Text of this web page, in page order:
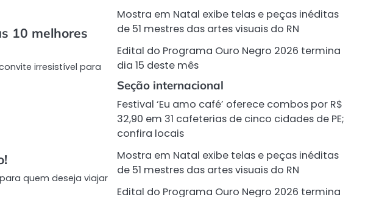
10 melhores
irresistível para
quem deseja viajar
Mostra em Natal exibe telas e peças inéditas
de 51 mestres das artes visuais do RN
Edital do Programa Ouro Negro 2026 termina
dia 15 deste mês
Seção internacional
Festival ‘Eu amo café’ oferece combos por R$
32,90 em 31 cafeterias de cinco cidades de PE;
confira locais
Mostra em Natal exibe telas e peças inéditas
de 51 mestres das artes visuais do RN
Edital do Programa Ouro Negro 2026 termina